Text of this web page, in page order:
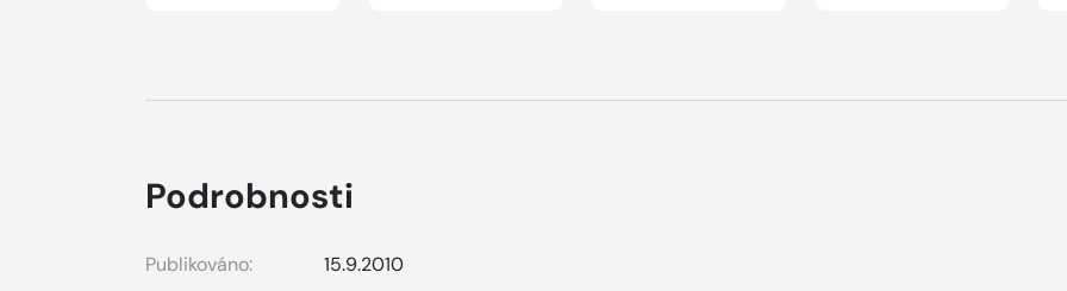
Podrobnosti
Publikováno:
15.9.2010